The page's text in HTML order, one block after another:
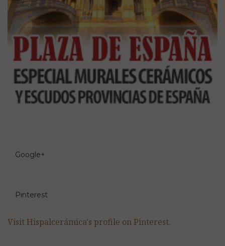
Google+
Pinterest
Visit Hispalcerámica's profile on Pinterest.